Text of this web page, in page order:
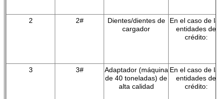
2 2#
Dientes/dientes de
cargador
En el caso de
entidades de
crédito:
3 3#
Adaptador (máquina
de 40 toneladas) de
alta calidad
En el caso de
entidades de
crédito: